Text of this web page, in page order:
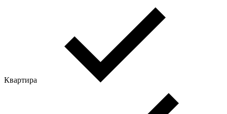
Квартира